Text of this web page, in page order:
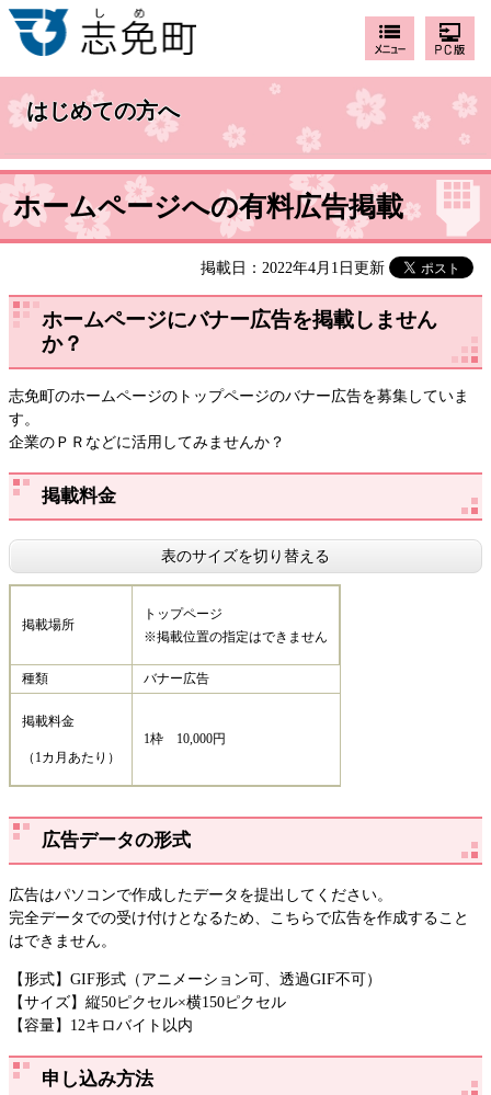
はじめての方へ
ホームページへの有料広告掲載
掲載日：2022年4月1日更新
ホームページにバナー広告を掲載しません
か？
志免町のホームページのトップページのバナー広告を募集していま
す。
企業のＰＲなどに活用してみませんか？
掲載料金
表のサイズを切り替える
掲載場所
トップページ
※掲載位置の指定はできません
種類 バナー広告
掲載料金
（1カ月あたり）
1枠 10,000円
広告データの形式
広告はパソコンで作成したデータを提出してください。
完全データでの受け付けとなるため、こちらで広告を作成すること
はできません。
【形式】GIF形式（アニメーション可、透過GIF不可）
【サイズ】縦50ピクセル×横150ピクセル
【容量】12キロバイト以内
申し込み方法